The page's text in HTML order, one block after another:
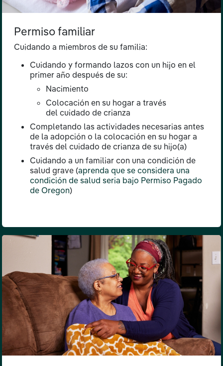
Permiso familiar
Cuidando a miembros de su familia:
Cuidando y formando lazos con un hijo en el
primer año después de su:
Nacimiento
Colocación en su hogar a través
del cuidado de crianza
Completando las actividades necesarias antes
de la adopción o la colocación en su hogar a
través del cuidado de crianza de su hijo(a)
Cuidando a un familiar con una condición de
salud grave (aprenda que se considera una
condición de salud seria bajo Permiso Pagado
de Oregon)